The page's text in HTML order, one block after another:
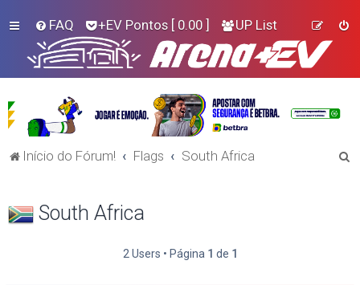
FAQ +EV Pontos [ 0.00 ] UP List
Início do Fórum! Flags South Africa
South Africa
2 Users • Página 1 de 1